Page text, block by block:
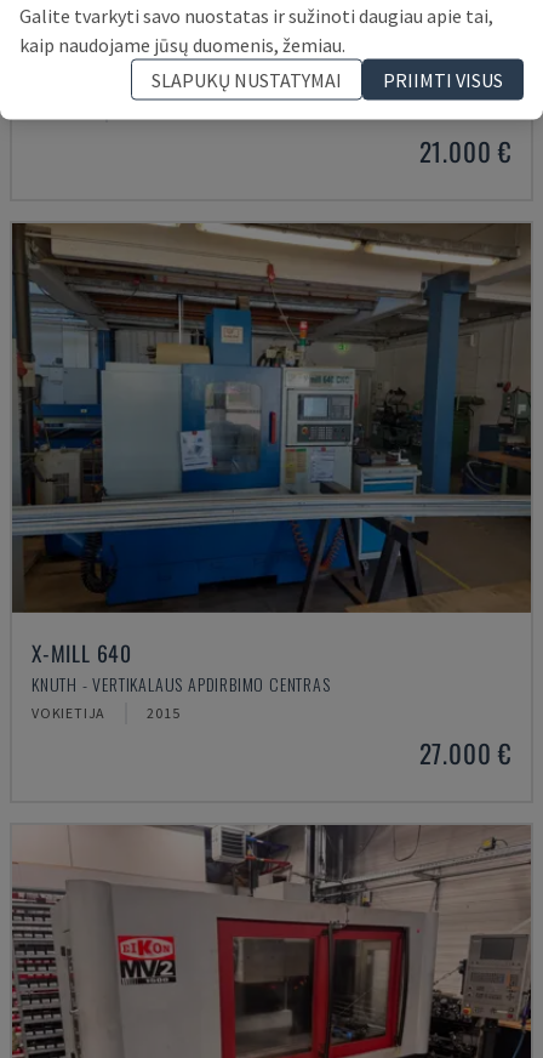
MYNX 550
DAEWOO - VERTIKALAUS APDIRBIMO CENTRAS
21.000 €
X-MILL 640
KNUTH - VERTIKALAUS APDIRBIMO CENTRAS
VOKIETIJA 2015
27.000 €
Galite tvarkyti savo nuostatas ir sužinoti daugiau apie tai,
kaip naudojame jūsų duomenis, žemiau.
SLAPUKŲ NUSTATYMAI
PRIIMTI VISUS